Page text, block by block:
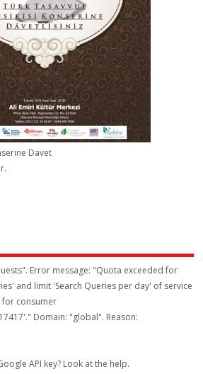
Davet
Error message: "Quota exceeded for
and limit 'Search Queries per day' of service
consumer
Domain: "global". Reason:
API key? Look at the help.